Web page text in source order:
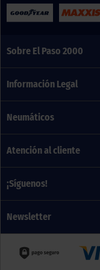
Sobre El Paso 2000
Información Legal
Neumáticos
Atención al cliente
¡Síguenos!
Newsletter